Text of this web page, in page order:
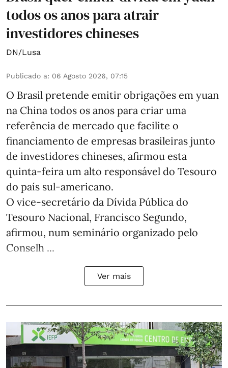
todos os anos para atrair
investidores chineses
DN/Lusa
Publicado a: 06 Agosto 2026, 07:15
O Brasil pretende emitir obrigações em yuan
na China todos os anos para criar uma
referência de mercado que facilite o
financiamento de empresas brasileiras junto
de investidores chineses, afirmou esta
quinta-feira um alto responsável do Tesouro
do país sul-americano.
O vice-secretário da Dívida Pública do
Tesouro Nacional, Francisco Segundo,
afirmou, num seminário organizado pelo
Conselh ...
Ver mais